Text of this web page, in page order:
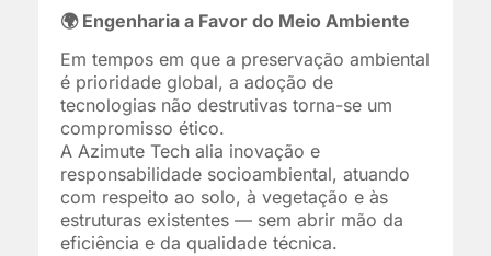
🌍 Engenharia a Favor do Meio Ambiente
Em tempos em que a preservação ambiental
é prioridade global, a adoção de
tecnologias não destrutivas torna-se um
compromisso ético.
A Azimute Tech alia inovação e
responsabilidade socioambiental, atuando
com respeito ao solo, à vegetação e às
estruturas existentes — sem abrir mão da
eficiência e da qualidade técnica.